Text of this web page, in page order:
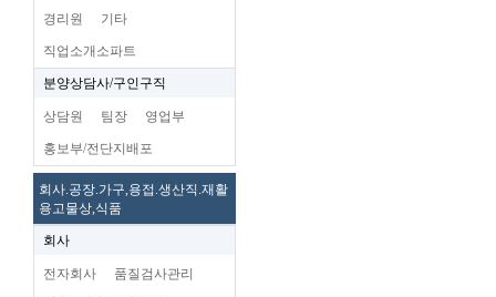
경리원 기타
직업소개소파트
분양상담사/구인구직
상담원 팀장 영업부
홍보부/전단지배포
회사.공장.가구,용접.생산직.재활
용고물상,식품
회사
전자회사 품질검사관리